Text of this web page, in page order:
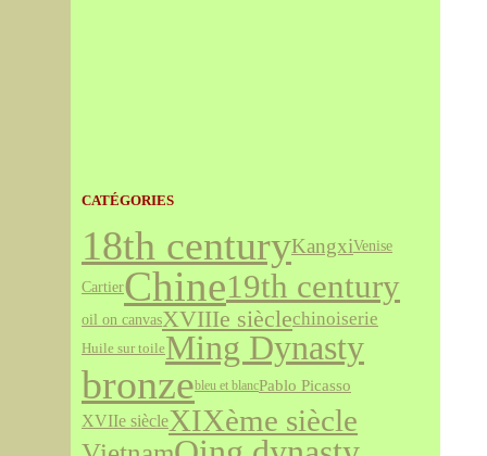
CATÉGORIES
18th centuryKangxiVenise
CartierChine19th century
oil on canvasXVIIIe sièclechinoiserie
Huile sur toileMing Dynasty
bronzebleu et blancPablo Picasso
XVIIe siècleXIXème siècle